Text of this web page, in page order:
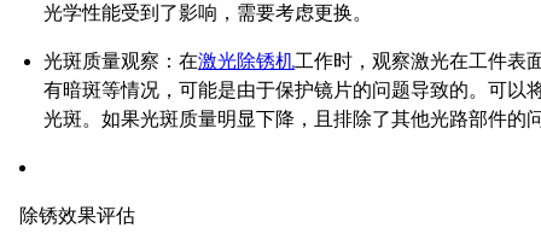
光学性能受到了影响，需要考虑更换。
光斑质量观察 ：在激光除锈机工作时，观察激光在工件表
有暗斑等情况，可能是由于保护镜片的问题导致的。可以
光斑。如果光斑质量明显下降，且排除了其他光路部件的
除锈效果评估